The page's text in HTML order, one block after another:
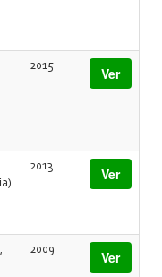
2015 Ver
2013 Ver
2009 Ver